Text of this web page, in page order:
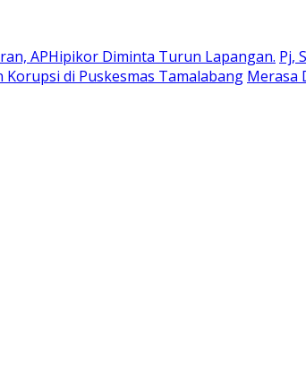
APHipikor Diminta Turun Lapangan. Pj,
di Puskesmas Tamalabang Merasa